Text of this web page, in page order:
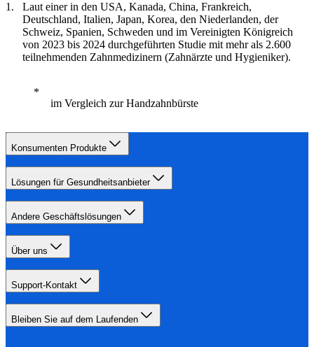
Laut einer in den USA, Kanada, China, Frankreich,
Deutschland, Italien, Japan, Korea, den Niederlanden, der
Schweiz, Spanien, Schweden und im Vereinigten Königreich
von 2023 bis 2024 durchgeführten Studie mit mehr als 2.600
teilnehmenden Zahnmedizinern (Zahnärzte und Hygieniker).
im Vergleich zur Handzahnbürste
Konsumenten Produkte
Lösungen für Gesundheitsanbieter
Andere Geschäftslösungen
Über uns
Support-Kontakt
Bleiben Sie auf dem Laufenden